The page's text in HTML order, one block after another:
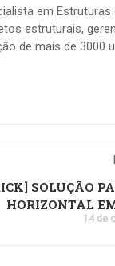
em
estruturais,
de mais de 3000
SOLUÇÃO
HORIZONTAL
14 de